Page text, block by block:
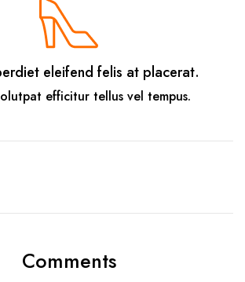
eleifend felis at placerat.
efficitur tellus vel tempus.
Comments